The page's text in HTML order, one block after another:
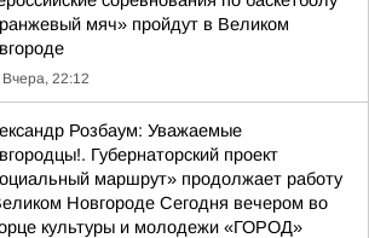
мяч» пройдут в Великом
Вчера, 22:12
Розбаум: Уважаемые
Губернаторский проект
маршрут» продолжает работу
Новгороде Сегодня вечером во
культуры и молодежи «ГОРОД»